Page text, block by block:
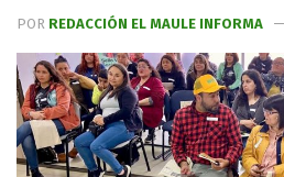
POR REDACCIÓN EL MAULE INFORMA